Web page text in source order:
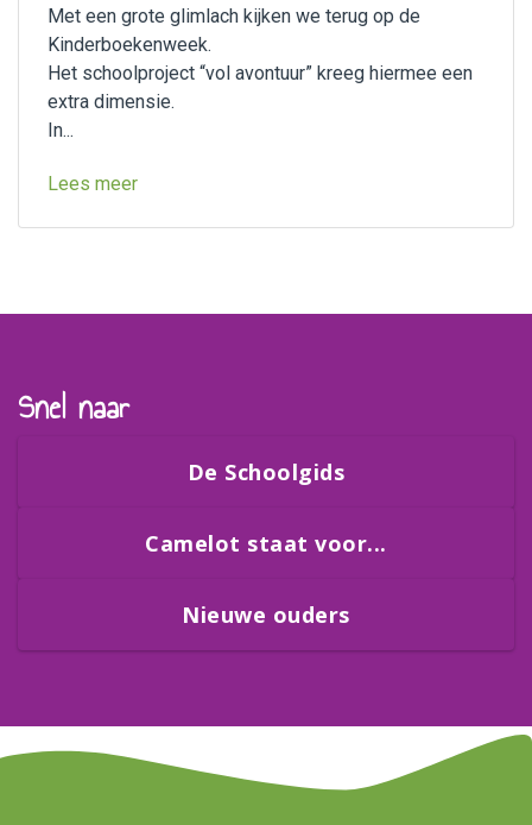
Met een grote glimlach kijken we terug op de
Kinderboekenweek.
Het schoolproject “vol avontuur” kreeg hiermee een
extra dimensie.
In...
Lees meer
Snel naar
De Schoolgids
Camelot staat voor...
Nieuwe ouders